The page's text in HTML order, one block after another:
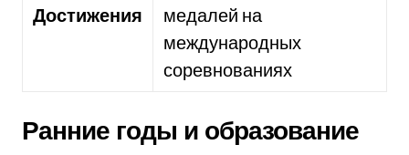
Достижения
медалей на
международных
соревнованиях
Ранние годы и образование